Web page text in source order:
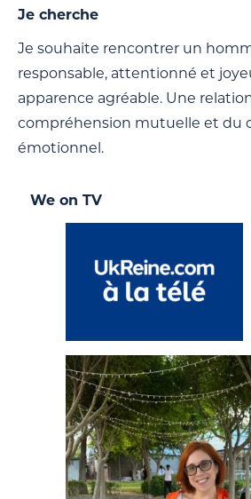
Je cherche
Je souhaite rencontrer un
responsable, attentionné et
apparence agréable. Une
compréhension mutuelle et du
émotionnel.
We on TV